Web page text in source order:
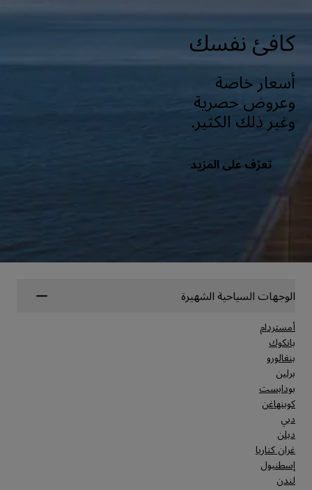
كافئ نفسك
أسعار خاصة
وعروض حصرية
وغير ذلك الكثير.
تعرّف على المزيد
الوجهات السياحية الشهيرة
أمستردام
بانكوك
بنغالورو
برلين
بودابست
كوبنهاغن
دبي
دبلن
غران كناريا
إسطنبول
لندن